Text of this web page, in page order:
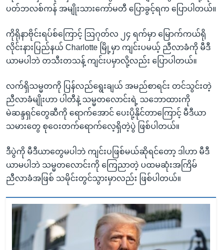
ပတ်ဘလစ်ကန် အမျိုးသားကော်မတီ ပြောခွင့်ရက ပြောပါတယ်။
ကိုရိုနာဗိုင်းရပ်စ်ကြောင့် ဩဂုတ်လ ၂၄ ရက်မှာ မြောက်ကယ်ရို
လိုင်းနားပြည်နယ် Charlotte မြို့မှာ ကျင်းပမယ့် ညီလာခံကို မီဒီ
ယာမပါဘဲ တသီးတသန့် ကျင်းပမှာလို့လည်း ပြောပါတယ်။
လက်ရှိသမ္မတကို ပြန်လည်ရွေးချယ် အမည်စာရင်း တင်သွင်းတဲ့
ညီလာခံမျိုးဟာ ပါတီနဲ့ သမ္မတလောင်းရဲ့ သဘောထားကို
မဲဆန္ဒရှင်တွေဆီကို ရောက်အောင် ပေးပို့နိုင်တာကြောင့် မီဒီယာ
သမားတွေ စုဝေးတက်ရောက်လေ့ရှိတဲ့ပွဲ ဖြစ်ပါတယ်။
ဒီပွဲကို မီဒီယာတွေမပါဘဲ ကျင်းပဖြစ်မယ်ဆိုရင်တော့ ဒါဟာ မီဒီ
ယာမပါဘဲ သမ္မတလောင်းကို ကြေညာတဲ့ ပထမဆုံးအကြိမ်
ညီလာခံအဖြစ် သမိုင်းတွင်သွားမှာလည်း ဖြစ်ပါတယ်။